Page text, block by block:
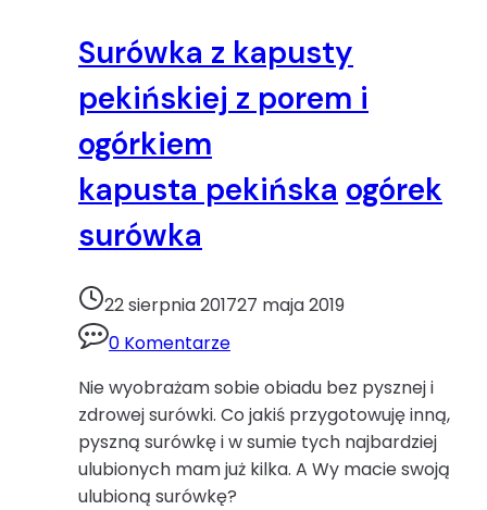
Surówka z kapusty
pekińskiej z porem i
ogórkiem
kapusta pekińska ogórek
surówka
22 sierpnia 201727 maja 2019
0 Komentarze
Nie wyobrażam sobie obiadu bez pysznej i
zdrowej surówki. Co jakiś przygotowuję inną,
pyszną surówkę i w sumie tych najbardziej
ulubionych mam już kilka. A Wy macie swoją
ulubioną surówkę?